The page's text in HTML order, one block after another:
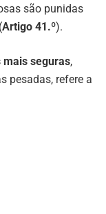
são punidas
Artigo 41.º).
mais seguras,
pesadas, refere a